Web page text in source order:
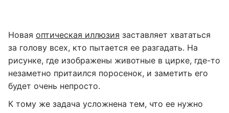
Новая оптическая иллюзия заставляет хвататься
за голову всех, кто пытается ее разгадать. На
рисунке, где изображены животные в цирке, где-то
незаметно притаился поросенок, и заметить его
будет очень непросто.
К тому же задача усложнена тем, что ее нужно